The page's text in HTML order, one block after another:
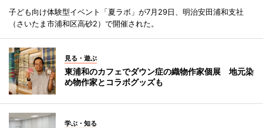
子ども向け体験型イベント「夏ラボ」が7月29日、明治安田浦和支社
（さいたま市浦和区高砂2）で開催された。
見る・遊ぶ
東浦和のカフェでダウン症の織物作家個展 地元染
め物作家とコラボグッズも
学ぶ・知る